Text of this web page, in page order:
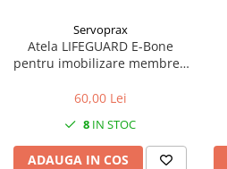
Servoprax
Atela LIFEGUARD E-Bone
pentru imobilizare membre -
radio-transparenta - rola
60,00 Lei
8 IN STOC
ADAUGA IN COS